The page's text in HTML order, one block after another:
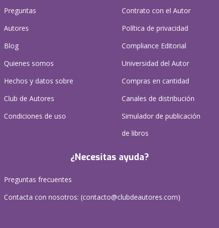
Preguntas
Autores
Blog
Quienes somos
Hechos y datos sobre
Club de Autores
Condiciones de uso
Contrato con el Autor
Política de privacidad
Compliance Editorial
Universidad del Autor
Compras en cantidad
Canales de distribución
Simulador de publicación
de libros
¿Necesitas ayuda?
Preguntas frecuentes
Contacta con nosotros: (contacto@clubdeautores.com)